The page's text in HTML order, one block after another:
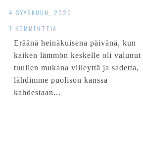
4 SYYSKUUN, 2020
7 KOMMENTTIA
Eräänä heinäkuisena päivänä, kun
kaiken lämmön keskelle oli valunut
tuulien mukana viileyttä ja sadetta,
lähdimme puolison kanssa
kahdestaan...